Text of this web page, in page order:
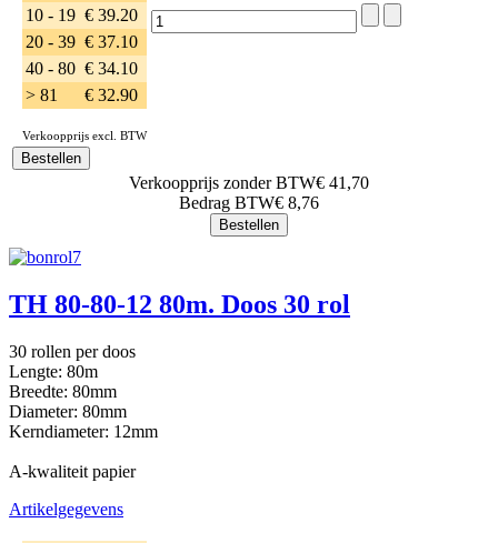
10 - 19 € 39.20
20 - 39 € 37.10
40 - 80 € 34.10
> 81
€ 32.90
Verkoopprijs excl. BTW
Verkoopprijs zonder BTW€ 41,70
Bedrag BTW€ 8,76
TH 80-80-12 80m. Doos 30 rol
30 rollen per doos
Lengte: 80m
Breedte: 80mm
Diameter: 80mm
Kerndiameter: 12mm
A-kwaliteit papier
Artikelgegevens